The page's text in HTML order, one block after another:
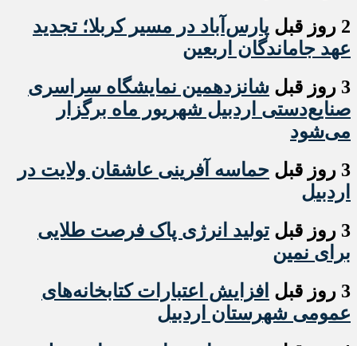
2 روز قبل
پارس‌آباد در مسیر کربلا؛ تجدید
عهد جاماندگان اربعین
3 روز قبل
شانزدهمین نمایشگاه سراسری
صنایع‌دستی اردبیل شهریور ماه برگزار
می‌شود
3 روز قبل
حماسه آفرینی عاشقان ولایت در
اردبیل
3 روز قبل
تولید انرژی پاک فرصت طلایی
برای نمین
3 روز قبل
افزایش اعتبارات کتابخانه‌های
عمومی شهرستان اردبیل